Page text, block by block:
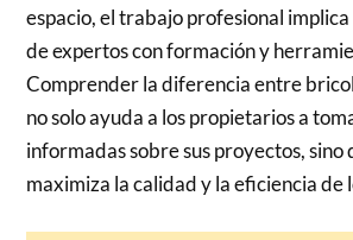
espacio, el trabajo profesional
de expertos con formación y
Comprender la diferencia entre
no solo ayuda a los propietarios a
informadas sobre sus proyectos, sino
maximiza la calidad y la eficiencia de